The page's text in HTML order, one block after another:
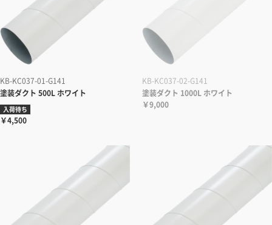
KB-KC037-01-G141
塗装ダクト 500L ホワイト
入荷待ち
￥4,500
KB-KC037-02-G141
塗装ダクト 1000L ホワイト
￥9,000